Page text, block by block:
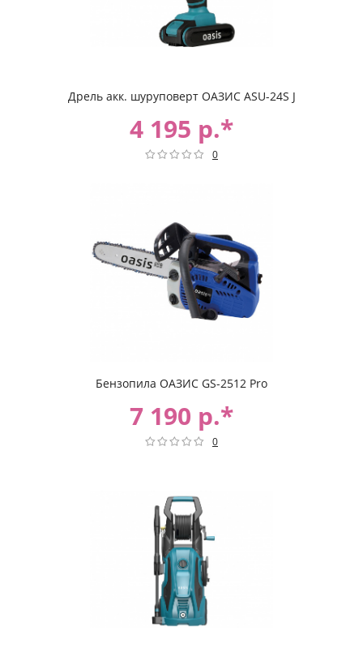
Дрель акк. шуруповерт ОАЗИС ASU-24S J
4 195 р.*
0
Бензопила ОАЗИС GS-2512 Pro
7 190 р.*
0